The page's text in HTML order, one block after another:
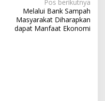
Pos berikutnya
Melalui Bank Sampah
Masyarakat Diharapkan
dapat Manfaat Ekonomi